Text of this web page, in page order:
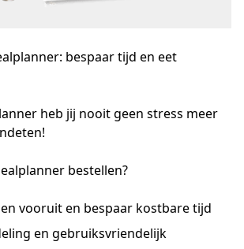
bespaar tijd en eet
heb jij nooit geen stress meer
bestellen?
vooruit en bespaar kostbare tijd
en gebruiksvriendelijk